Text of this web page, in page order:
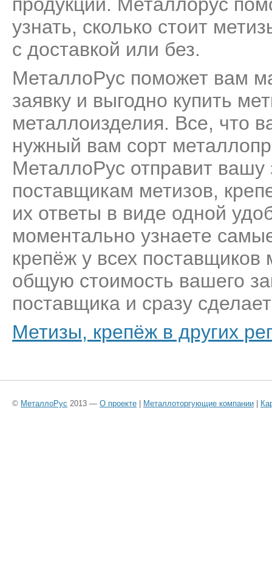
узнать, сколько стоит
с доставкой или без.
МеталлоРус поможет вам
заявку и выгодно купить
металлоизделия. Все, что
нужный вам сорт
МеталлоРус отправит
поставщикам метизов,
их ответы в виде одной
моментально узнаете
крепёж у всех
общую стоимость вашего
поставщика и сразу
Метизы, крепёж в других
© МеталлоРус 2013 — О проекте | Металлоторгующие компании |